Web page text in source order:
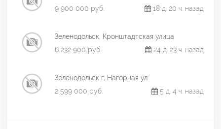
9 900 000 руб.
18 д. 20 ч. назад
Зеленодольск, Кронштадтская улица
6 232 900 руб.
24 д. 23 ч. назад
Зеленодольск г, Нагорная ул
2 599 000 руб.
5 д. 4 ч. назад